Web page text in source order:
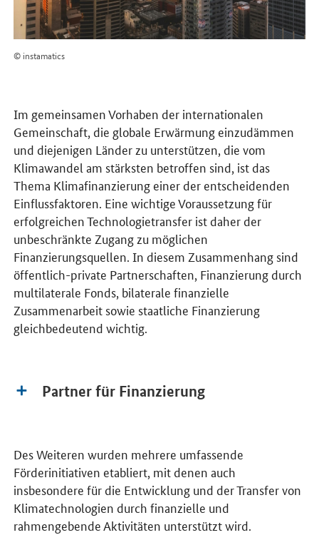
© instamatics
Im gemeinsamen Vorhaben der internationalen
Gemeinschaft, die globale Erwärmung einzudämmen
und diejenigen Länder zu unterstützen, die vom
Klimawandel am stärksten betroffen sind, ist das
Thema Klimafinanzierung einer der entscheidenden
Einflussfaktoren. Eine wichtige Voraussetzung für
erfolgreichen Technologietransfer ist daher der
unbeschränkte Zugang zu möglichen
Finanzierungsquellen. In diesem Zusammenhang sind
öffentlich-private Partnerschaften, Finanzierung durch
multilaterale Fonds, bilaterale finanzielle
Zusammenarbeit sowie staatliche Finanzierung
gleichbedeutend wichtig.
Partner für Finanzierung
Des Weiteren wurden mehrere umfassende
Förderinitiativen etabliert, mit denen auch
insbesondere für die Entwicklung und der Transfer von
Klimatechnologien durch finanzielle und
rahmengebende Aktivitäten unterstützt wird.